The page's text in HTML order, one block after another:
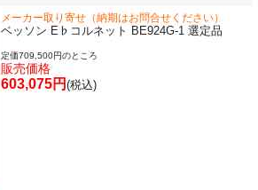
メーカー取り寄せ（納期はお問合せください）
ベッソン E♭コルネット BE924G-1 選定品
定価709,500円のところ
販売価格
603,075円 (税込)